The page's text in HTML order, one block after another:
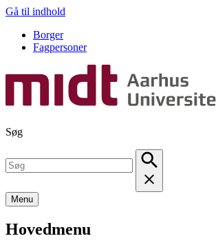
Gå til indhold
Borger
Fagpersoner
Søg
Menu
Hovedmenu